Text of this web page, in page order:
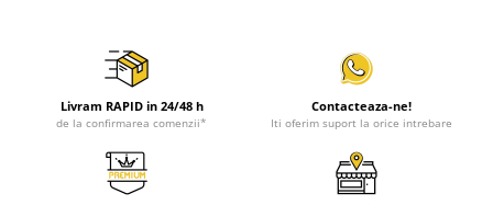
Livram RAPID in 24/48 h
de la confirmarea comenzii*
Contacteaza-ne!
Iti oferim suport la orice intrebare